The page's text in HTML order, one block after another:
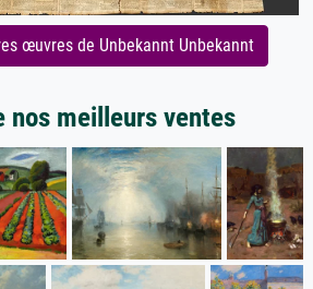
œuvres de Unbekannt Unbekannt
nos meilleurs ventes